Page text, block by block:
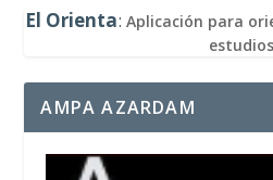
El Orienta: Aplicación para
AMPA AZARDAM